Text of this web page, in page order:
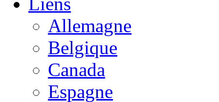
Allemagne
Belgique
Canada
Espagne